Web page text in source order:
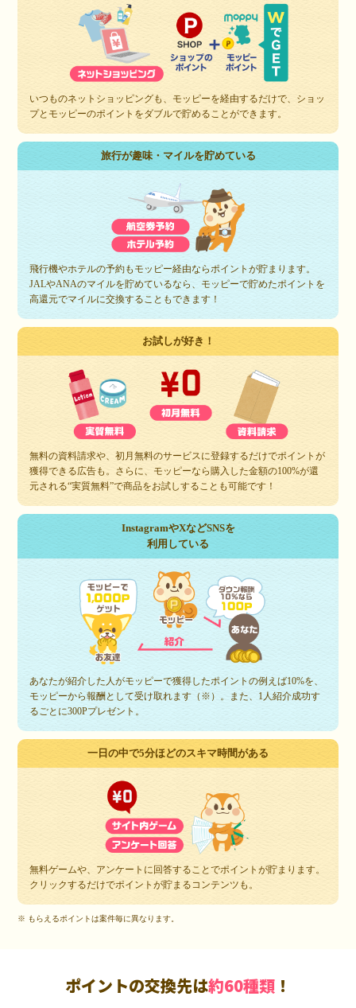
いつものネットショッピングも、モッピーを経由するだけで、ショッ
プとモッピーのポイントをダブルで貯めることができます。
旅行が趣味・マイルを貯めている
飛行機やホテルの予約もモッピー経由ならポイントが貯まります。
JALやANAのマイルを貯めているなら、モッピーで貯めたポイントを
高還元でマイルに交換することもできます！
お試しが好き！
無料の資料請求や、初月無料のサービスに登録するだけでポイントが
獲得できる広告も。さらに、モッピーなら購入した金額の100%が還
元される“実質無料”で商品をお試しすることも可能です！
InstagramやXなどSNSを
利用している
あなたが紹介した人がモッピーで獲得したポイントの例えば10%を、
モッピーから報酬として受け取れます（※）。また、1人紹介成功す
るごとに300Pプレゼント。
一日の中で5分ほどのスキマ時間がある
無料ゲームや、アンケートに回答することでポイントが貯まります。
クリックするだけでポイントが貯まるコンテンツも。
※ もらえるポイントは案件毎に異なります。
ポイントの交換先は約60種類 ！